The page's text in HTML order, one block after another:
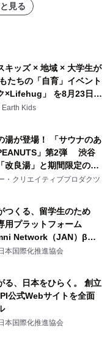
見る
キッズ × 地域 × 大学生が
たちの「自育」イベント
×Lifehug」 を8月23日
Earth Kids
湯が登場！ 「サウナのあ
」第2弾 渋谷
改良湯」と期間限定のコ
ン サウナイキタイコラ
決定！
・クリエイティブプロダクツ
つくる、留学生のため
用プラットフォーム
Network（JAN）β版
本国際化推進協会
る、日本をひらく。 創立
公式Webサイトを全面
本国際化推進協会